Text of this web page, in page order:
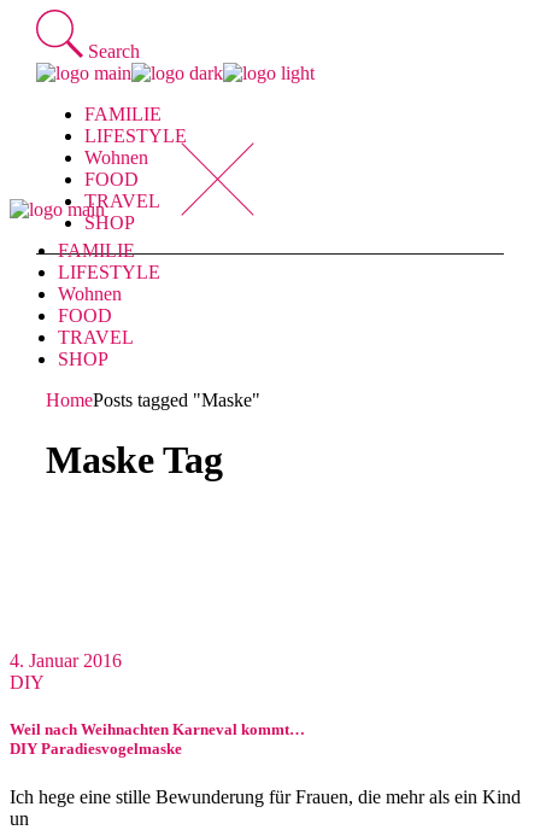
Skip
content
Search
FAMILIE
LIFESTYLE
Wohnen
FOOD
TRAVEL
SHOP
FAMILIE
LIFESTYLE
Wohnen
FOOD
TRAVEL
SHOP
HomePosts tagged "Maske"
Maske Tag
4. Januar 2016
DIY
Weil nach Weihnachten Karneval kommt…
DIY Paradiesvogelmaske
Ich hege eine stille Bewunderung für Frauen, die mehr als ein Kind
un